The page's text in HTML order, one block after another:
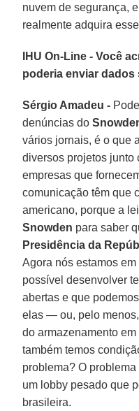
nuvem de segurança,
realmente adquira
IHU On-Line - Você
poderia enviar dados
Sérgio Amadeu -
denúncias do
vários jornais, é o que
diversos projetos junto
empresas que
comunicação têm que
americano, porque a
Snowden para saber
Presidência da
Agora nós estamos
possível desenvolver
abertas e que
elas — ou, pelo
do armazenamento
também temos
problema? O
um lobby pesado que
brasileira.